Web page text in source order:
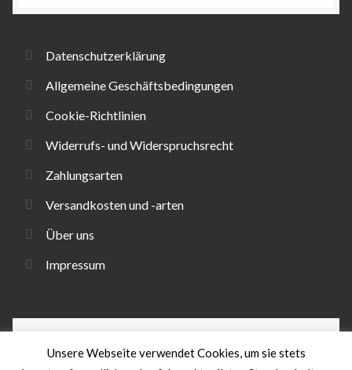
Datenschutzerklärung
Allgemeine Geschäftsbedingungen
Cookie-Richtlinien
Widerrufs- und Widerspruchsrecht
Zahlungsarten
Versandkosten und -arten
Über uns
Impressum
Unsere Webseite verwendet Cookies, um sie stets